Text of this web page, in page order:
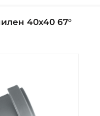
40х40 67°